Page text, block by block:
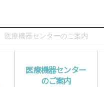
医療機器センター
のご案内